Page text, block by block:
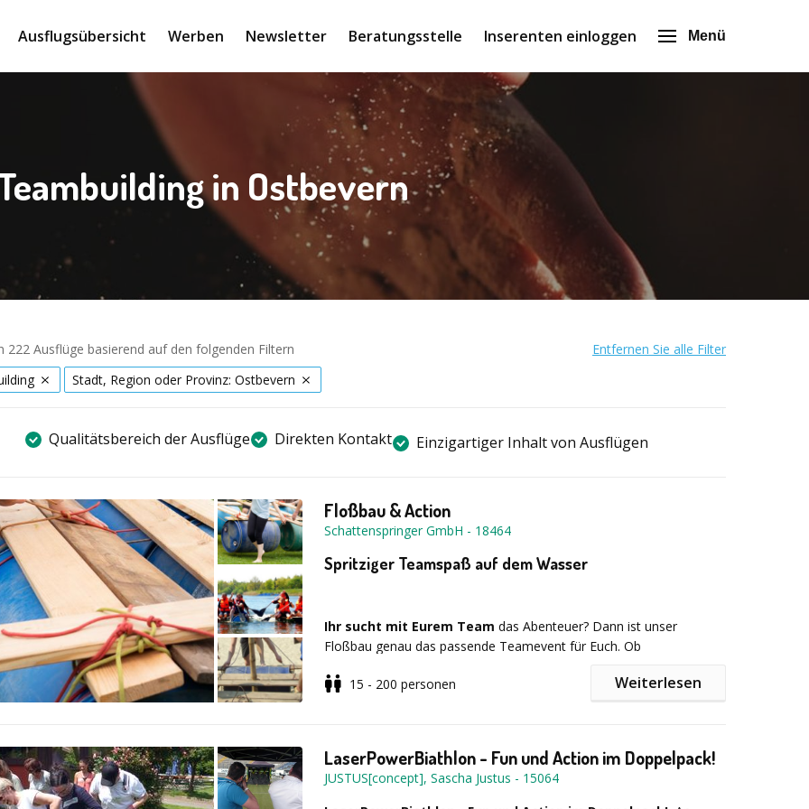
Ausflugsübersicht Werben Newsletter Beratungsstelle Inserenten einloggen Menü
in Ostbevern
222 Ausflüge basierend auf den folgenden Filtern
Entfernen Sie alle Filter
Stadt, Region oder Provinz: Ostbevern
Qualitätsbereich der Ausflüge Direkten Kontakt Einzigartiger Inhalt von Ausflügen
Floßbau & Action
Schattenspringer GmbH - 18464
Spritziger Teamspaß auf dem Wasser
Ihr sucht mit Eurem Team das Abenteuer? Dann ist unser
Floßbau genau das passende Teamevent für Euch. Ob
die Mischung aus dem Floßbau und einer anschließenden
Los geht es in kleinen Gruppenmit dem Floßbau. Aus Tonnen,
Seilen und Brettern entstehen nach und nach die Flöße. Dabei
tüfteln die Teilnehmer ganz konzentriert und arbeiten Hand in Hand
Preis pP 69,00 € zzgl. MwSt. Der Mindestgruppenpreis beträgt
1050,- und das Event ist für Gruppen von 15-500 möglich.
15 - 200 personen Weiterlesen
LaserPowerBiathlon - Fun und Action im Doppelpack!
JUSTUS[concept], Sascha Justus - 15064